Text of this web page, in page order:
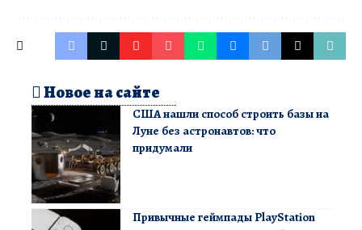
Новое на сайте
США нашли способ строить базы на
Луне без астронавтов: что
придумали
Привычные геймпады PlayStation